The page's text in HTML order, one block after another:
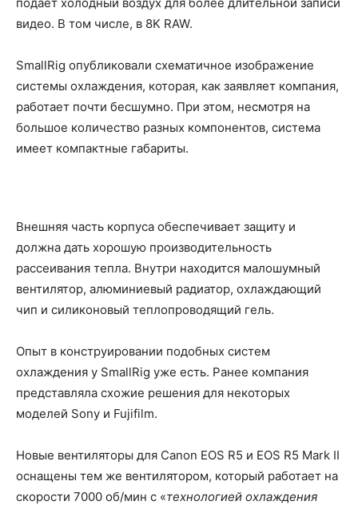
видео. В том числе, в 8K RAW.
SmallRig опубликовали схематичное изображение
системы охлаждения, которая, как заявляет компания,
работает почти бесшумно. При этом, несмотря на
большое количество разных компонентов, система
имеет компактные габариты.
Внешняя часть корпуса обеспечивает защиту и
должна дать хорошую производительность
рассеивания тепла. Внутри находится малошумный
вентилятор, алюминиевый радиатор, охлаждающий
чип и силиконовый теплопроводящий гель.
Опыт в конструировании подобных систем
охлаждения у SmallRig уже есть. Ранее компания
представляла схожие решения для некоторых
моделей Sony и Fujifilm.
Новые вентиляторы для Canon EOS R5 и EOS R5 Mark II
оснащены тем же вентилятором, который работает на
скорости 7000 об/мин с «технологией охлаждения